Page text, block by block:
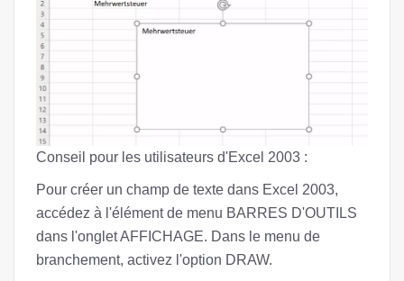
Conseil pour les utilisateurs d'Excel 2003 :
Pour créer un champ de texte dans Excel 2003,
accédez à l'élément de menu BARRES D'OUTILS
dans l'onglet AFFICHAGE. Dans le menu de
branchement, activez l'option DRAW.